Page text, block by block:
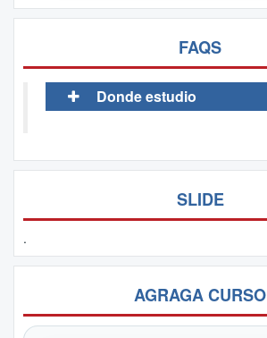
FAQS
Donde estudio
SLIDE
.
AGRAGA CURSO